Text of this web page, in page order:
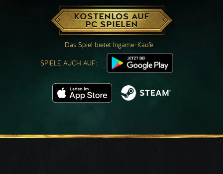
KOSTENLOS AUF
PC SPIELEN
Das Spiel bietet Ingame-Käufe
SPIELE AUCH AUF: